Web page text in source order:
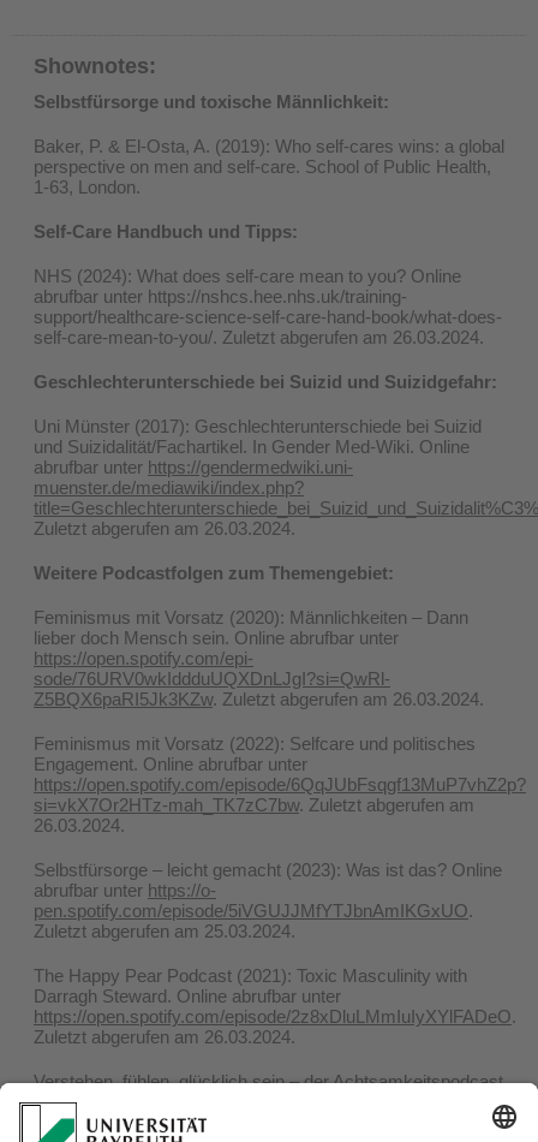
Shownotes:
Selbstfürsorge und toxische Männlichkeit:
Baker, P. & El-Osta, A. (2019): Who self-cares wins: a global
perspective on men and self-care. School of Public Health,
1-63, London.
Self-Care Handbuch und Tipps:
NHS (2024): What does self-care mean to you? Online
abrufbar unter https://nshcs.hee.nhs.uk/training-
support/healthcare-science-self-care-hand-book/what-does-
self-care-mean-to-you/. Zuletzt abgerufen am 26.03.2024.
Geschlechterunterschiede bei Suizid und Suizidgefahr:
Uni Münster (2017): Geschlechterunterschiede bei Suizid
und Suizidalität/Fachartikel. In Gender Med-Wiki. Online
abrufbar unter https://gendermedwiki.uni-
muenster.de/mediawiki/index.php?
Zuletzt abgerufen am 26.03.2024.
Weitere Podcastfolgen zum Themengebiet:
Feminismus mit Vorsatz (2020): Männlichkeiten – Dann
lieber doch Mensch sein. Online abrufbar unter
https://open.spotify.com/epi-
sode/76URV0wkIddduUQXDnLJgI?si=QwRl-
Z5BQX6paRI5Jk3KZw. Zuletzt abgerufen am 26.03.2024.
Feminismus mit Vorsatz (2022): Selfcare und politisches
Engagement. Online abrufbar unter
https://open.spotify.com/episode/6QqJUbFsqgf13MuP7vhZ2p?
si=vkX7Or2HTz-mah_TK7zC7bw. Zuletzt abgerufen am
26.03.2024.
Selbstfürsorge – leicht gemacht (2023): Was ist das? Online
abrufbar unter https://o-
pen.spotify.com/episode/5iVGUJJMfYTJbnAmIKGxUO.
Zuletzt abgerufen am 25.03.2024.
The Happy Pear Podcast (2021): Toxic Masculinity with
Darragh Steward. Online abrufbar unter
https://open.spotify.com/episode/2z8xDluLMmIuIyXYlFADeO.
Zuletzt abgerufen am 26.03.2024.
Verstehen, fühlen, glücklich sein – der Achtsamkeitspodcast
(2019): Selbstfürsorge. Online abrufbar unter
https://open.spotify.com/episode/5ThIopedfeRx3tY8PUHc2n.